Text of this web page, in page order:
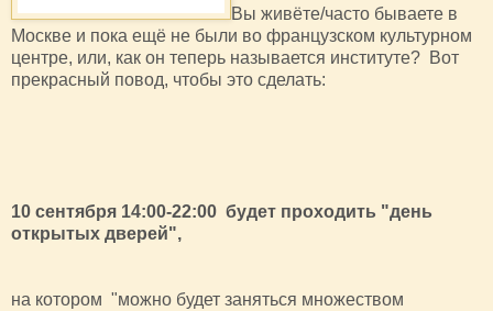
Вы живёте/часто бываете в
Москве и пока ещё не были во французском культурном
центре, или, как он теперь называется институте? Вот
прекрасный повод, чтобы это сделать:
10 сентября 14:00-22:00 будет проходить "день
открытых дверей",
на котором "можно будет заняться множеством